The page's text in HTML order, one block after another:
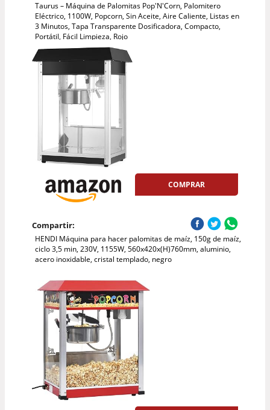
Taurus – Máquina de Palomitas Pop'N'Corn, Palomitero
Eléctrico, 1100W, Popcorn, Sin Aceite, Aire Caliente, Listas en
3 Minutos, Tapa Transparente Dosificadora, Compacto,
Portátil, Fácil Limpieza, Rojo
COMPRAR
Compartir:
HENDI Máquina para hacer palomitas de maíz, 150g de maíz,
ciclo 3,5 min, 230V, 1155W, 560x420x(H)760mm, aluminio,
acero inoxidable, cristal templado, negro